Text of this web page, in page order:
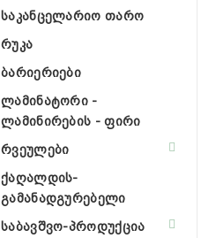
საკანცელარიო თარო
რუკა
ბარიერიები
ლამინატორი -
ლამინირების - ფირი
რვეულები
ქაღალდის-
გამანადგურებელი
საბავშვო-პროდუქცია